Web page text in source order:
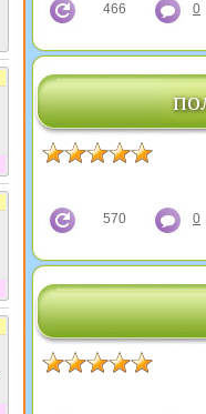
466 0
570 0